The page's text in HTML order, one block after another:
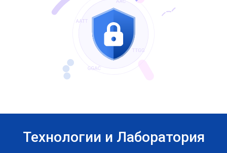
Технологии и Лаборатория